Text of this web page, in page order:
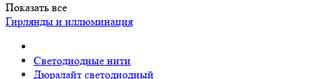
Показать все
Гирлянды и иллюминация
Светодиодные нити
Дюралайт светодиодный